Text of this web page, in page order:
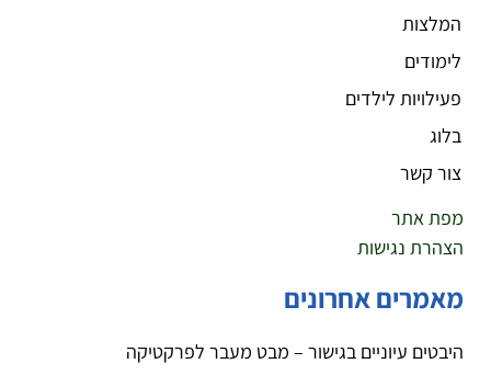
המלצות
לימודים
פעילויות לילדים
בלוג
צור קשר
מפת אתר
הצהרת נגישות
מאמרים אחרונים
היבטים עיוניים בגישור – מבט מעבר לפרקטיקה